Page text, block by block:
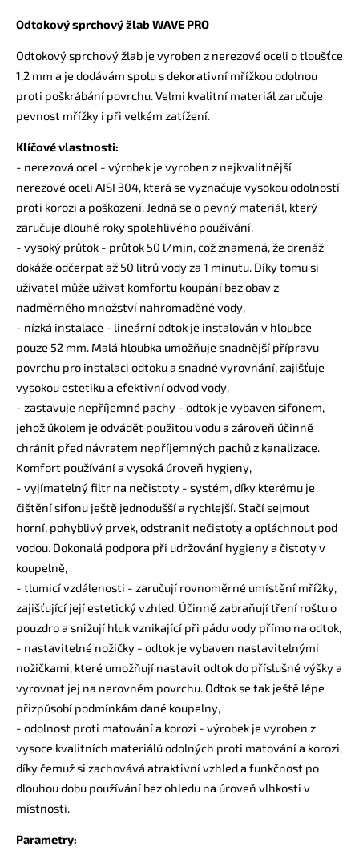
Odtokový sprchový žlab WAVE PRO
Odtokový sprchový žlab je vyroben z nerezové oceli o tloušťce
1,2 mm a je dodávám spolu s dekorativní mřížkou odolnou
proti poškrábání povrchu. Velmi kvalitní materiál zaručuje
pevnost mřížky i při velkém zatížení.
Klíčové vlastnosti:
- nerezová ocel - výrobek je vyroben z nejkvalitnější
nerezové oceli AISI 304, která se vyznačuje vysokou odolností
proti korozi a poškození. Jedná se o pevný materiál, který
zaručuje dlouhé roky spolehlivého používání,
- vysoký průtok - průtok 50 l/min, což znamená, že drenáž
dokáže odčerpat až 50 litrů vody za 1 minutu. Díky tomu si
uživatel může užívat komfortu koupání bez obav z
nadměrného množství nahromaděné vody,
- nízká instalace - lineární odtok je instalován v hloubce
pouze 52 mm. Malá hloubka umožňuje snadnější přípravu
povrchu pro instalaci odtoku a snadné vyrovnání, zajišťuje
vysokou estetiku a efektivní odvod vody,
- zastavuje nepříjemné pachy - odtok je vybaven sifonem,
jehož úkolem je odvádět použitou vodu a zároveň účinně
chránit před návratem nepříjemných pachů z kanalizace.
Komfort používání a vysoká úroveň hygieny,
- vyjímatelný filtr na nečistoty - systém, díky kterému je
čištění sifonu ještě jednodušší a rychlejší. Stačí sejmout
horní, pohyblivý prvek, odstranit nečistoty a opláchnout pod
vodou. Dokonalá podpora při udržování hygieny a čistoty v
koupelně,
- tlumicí vzdálenosti - zaručují rovnoměrné umístění mřížky,
zajišťující její estetický vzhled. Účinně zabraňují tření roštu o
pouzdro a snižují hluk vznikající při pádu vody přímo na odtok,
- nastavitelné nožičky - odtok je vybaven nastavitelnými
nožičkami, které umožňují nastavit odtok do příslušné výšky a
vyrovnat jej na nerovném povrchu. Odtok se tak ještě lépe
přizpůsobí podmínkám dané koupelny,
- odolnost proti matování a korozi - výrobek je vyroben z
vysoce kvalitních materiálů odolných proti matování a korozi,
díky čemuž si zachovává atraktivní vzhled a funkčnost po
dlouhou dobu používání bez ohledu na úroveň vlhkosti v
místnosti.
Parametry: